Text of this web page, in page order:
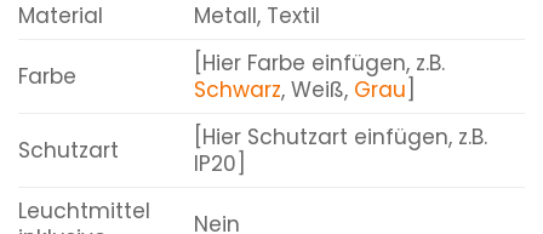
Material
Metall, Textil
Farbe
[Hier Farbe einfügen, z.B.
Schwarz, Weiß, Grau
Schutzart
[Hier Schutzart einfügen, z.B.
IP20]
Leuchtmittel
Nein